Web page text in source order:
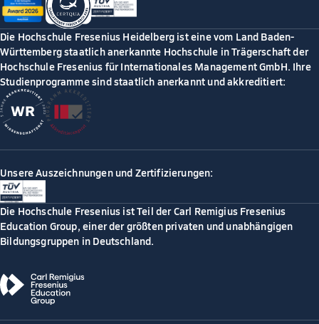
Die Hochschule Fresenius Heidelberg ist eine vom Land Baden-
Württemberg staatlich anerkannte Hochschule in Trägerschaft der
Hochschule Fresenius für Internationales Management GmbH. Ihre
Studienprogramme sind staatlich anerkannt und akkreditiert:
Unsere Auszeichnungen und Zertifizierungen:
Die Hochschule Fresenius ist Teil der Carl Remigius Fresenius
Education Group, einer der größten privaten und unabhängigen
Bildungsgruppen in Deutschland.